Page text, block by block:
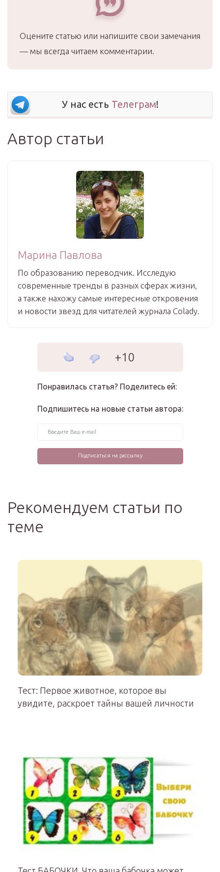
Оцените статью или напишите свои замечания
— мы всегда читаем комментарии.
У нас есть Телеграм!
Автор статьи
Марина Павлова
По образованию переводчик. Исследую
современные тренды в разных сферах жизни,
а также нахожу самые интересные откровения
и новости звезд для читателей журнала Colady.
+10
Понравилась статья? Поделитесь ей:
Подпишитесь на новые статьи автора:
Рекомендуем статьи по
теме
Тест: Первое животное, которое вы
увидите, раскроет тайны вашей личности